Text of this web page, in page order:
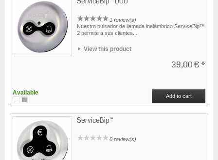
1 review(s)
Nuestro pulsador de llamada inalámbrico ServiceBip™
2 permite a sus clientes...
View this product
39,00 € *
Available Add to cart
ServiceBip™
0 review(s)